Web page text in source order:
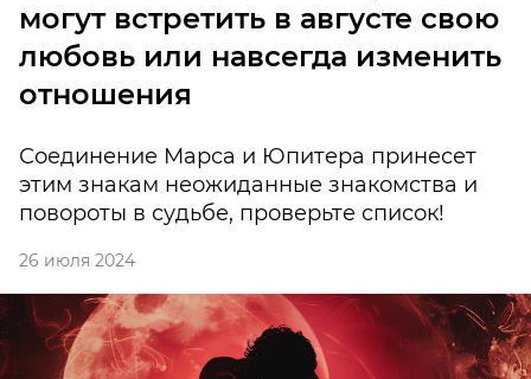
могут встретить в августе свою
любовь или навсегда изменить
отношения
Соединение Марса и Юпитера принесет
этим знакам неожиданные знакомства и
повороты в судьбе, проверьте список!
26 июля 2024